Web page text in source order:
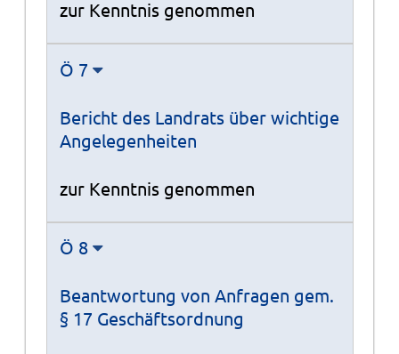
zur Kenntnis genommen
Ö 7
Bericht des Landrats über wichtige
Angelegenheiten
zur Kenntnis genommen
Ö 8
Beantwortung von Anfragen gem.
§ 17 Geschäftsordnung